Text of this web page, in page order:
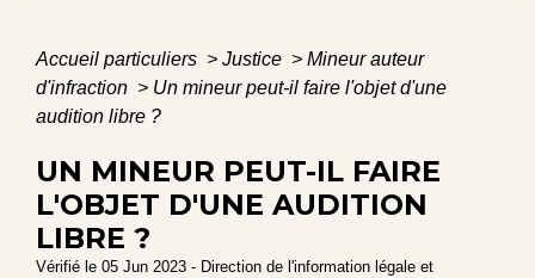
Accueil particuliers > Justice > Mineur auteur
d'infraction > Un mineur peut-il faire l'objet d'une
audition libre ?
UN MINEUR PEUT-IL FAIRE
L'OBJET D'UNE AUDITION
LIBRE ?
Vérifié le 05 Jun 2023 - Direction de l'information légale et